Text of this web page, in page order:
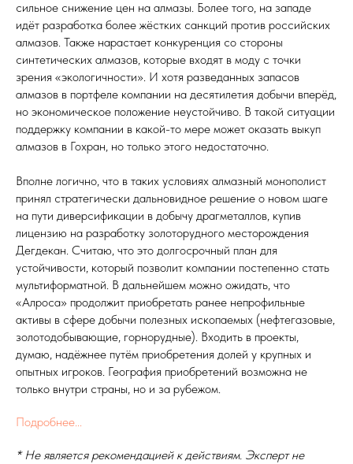
сильное снижение цен на алмазы. Более того, на западе
идёт разработка более жёстких санкций против российских
алмазов. Также нарастает конкуренция со стороны
синтетических алмазов, которые входят в моду с точки
зрения «экологичности». И хотя разведанных запасов
алмазов в портфеле компании на десятилетия добычи вперёд,
но экономическое положение неустойчиво. В такой ситуации
поддержку компании в какой-то мере может оказать выкуп
алмазов в Гохран, но только этого недостаточно.
Вполне логично, что в таких условиях алмазный монополист
принял стратегически дальновидное решение о новом шаге
на пути диверсификации в добычу драгметаллов, купив
лицензию на разработку золоторудного месторождения
Дегдекан. Считаю, что это долгосрочный план для
устойчивости, который позволит компании постепенно стать
мультиформатной. В дальнейшем можно ожидать, что
«Алроса» продолжит приобретать ранее непрофильные
активы в сфере добычи полезных ископаемых (нефтегазовые,
золотодобывающие, горнорудные). Входить в проекты,
думаю, надёжнее путём приобретения долей у крупных и
опытных игроков. География приобретений возможна не
только внутри страны, но и за рубежом.
Подробнее...
* Не является рекомендацией к действиям. Эксперт не